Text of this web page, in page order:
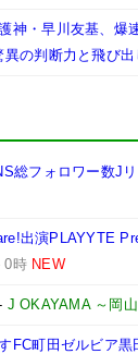
神・早川友基、
の判断力と飛び
総フォロワー数J
出演PLAYYTE
0時 NEW
J OKAYAMA ～岡
FC町田ゼルビア